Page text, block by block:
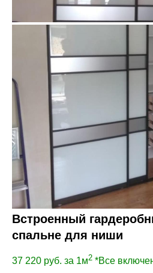
Встроенный
спальне для ниши
37 220 руб. за 1м2 *Все